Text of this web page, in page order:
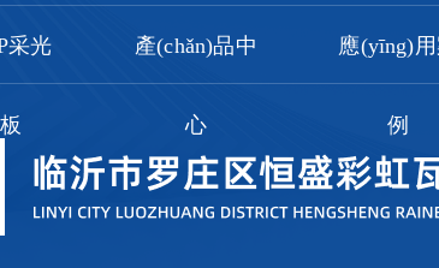
采光
板
產(chǎn)品中
心
應(yīng)
例